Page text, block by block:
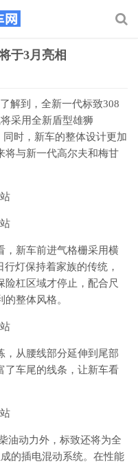
于3月亮相
解到，全新一代标致308
采用全新盾型雄狮
时，新车的整体设计更加
将与新一代高尔夫和梅甘
，新车前进气格栅采用横
灯保持着家族的传统，
险杠区域才停止，配合尺
整体风格。
，从腰线部分延伸到尾部
了车尾的线条，让新车看
油动力外，标致还将为全
的插电混动系统。在性能